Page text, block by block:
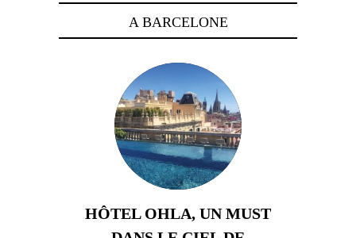
A BARCELONE
HÔTEL OHLA, UN MUST